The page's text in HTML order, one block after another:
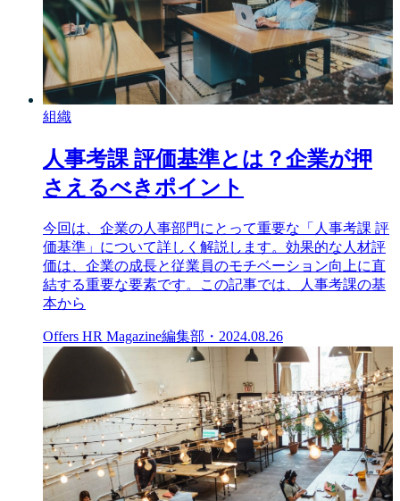
組織
人事考課 評価基準とは？企業が押
さえるべきポイント
今回は、企業の人事部門にとって重要な「人事考課 評
価基準」について詳しく解説します。効果的な人材評
価は、企業の成長と従業員のモチベーション向上に直
結する重要な要素です。この記事では、人事考課の基
本から
Offers HR Magazine編集部 ・ 2024.08.26